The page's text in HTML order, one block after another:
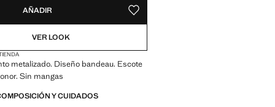
AÑADIR GUARDAR COMO FAVORITO
VER LOOK
metalizado. Diseño bandeau. Escote
Sin mangas
Y CUIDADOS